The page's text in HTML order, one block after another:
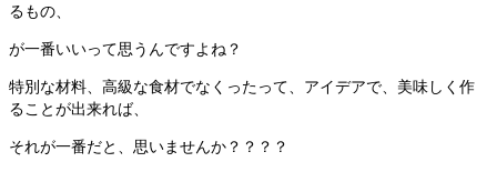
るもの、
が一番いいって思うんですよね？
特別な材料、高級な食材でなくったって、アイデアで、美味しく作
ることが出来れば、
それが一番だと、思いませんか？？？？